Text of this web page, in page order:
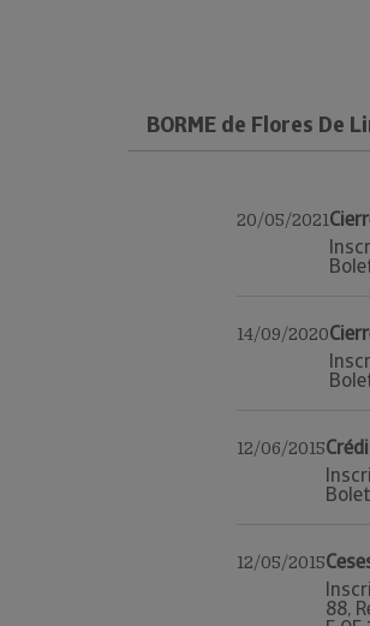
BORME de Flores De
20/05/2021
14/09/2020
12/06/2015
12/05/2015
88,